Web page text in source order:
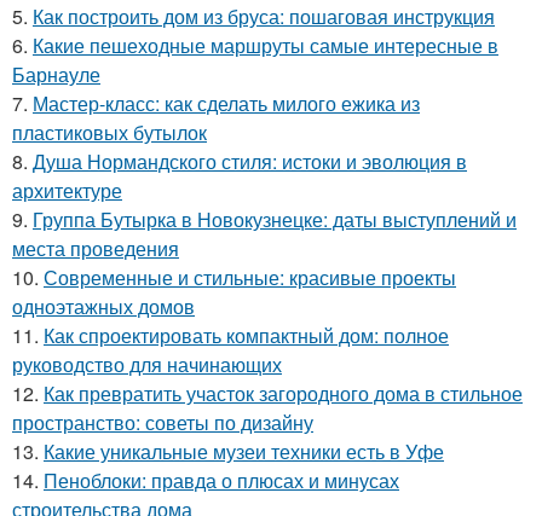
5. Как построить дом из бруса: пошаговая инструкция
6. Какие пешеходные маршруты самые интересные в
Барнауле
7. Мастер-класс: как сделать милого ежика из
пластиковых бутылок
8. Душа Нормандского стиля: истоки и эволюция в
архитектуре
9. Группа Бутырка в Новокузнецке: даты выступлений и
места проведения
10. Современные и стильные: красивые проекты
одноэтажных домов
11. Как спроектировать компактный дом: полное
руководство для начинающих
12. Как превратить участок загородного дома в стильное
пространство: советы по дизайну
13. Какие уникальные музеи техники есть в Уфе
14. Пеноблоки: правда о плюсах и минусах
строительства дома